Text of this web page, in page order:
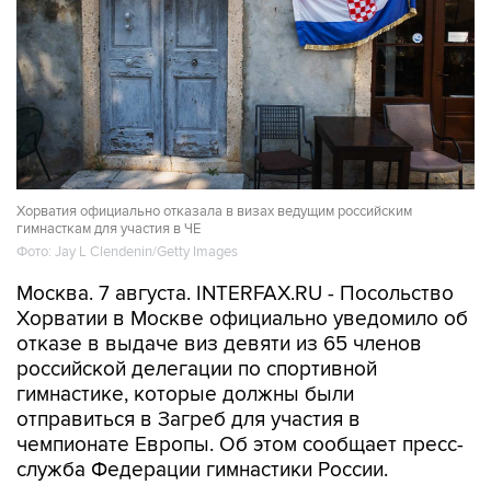
Хорватия официально отказала в визах ведущим российским
гимнасткам для участия в ЧЕ
Фото: Jay L Clendenin/Getty Images
Москва. 7 августа. INTERFAX.RU - Посольство
Хорватии в Москве официально уведомило об
отказе в выдаче виз девяти из 65 членов
российской делегации по спортивной
гимнастике, которые должны были
отправиться в Загреб для участия в
чемпионате Европы. Об этом сообщает пресс-
служба Федерации гимнастики России.